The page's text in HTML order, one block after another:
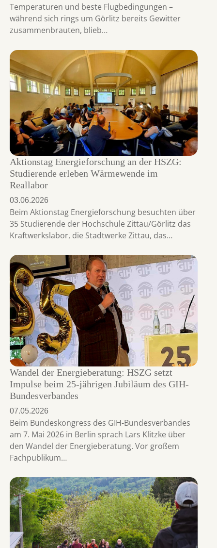
Temperaturen und beste Flugbedingungen –
während sich rings um Görlitz bereits Gewitter
zusammenbrauten, blieb…
Aktionstag Energieforschung an der HSZG:
Studierende erleben Wärmewende im
Reallabor
03.06.2026
Beim Aktionstag Energieforschung besuchten über
35 Studierende der Hochschule Zittau/Görlitz das
Kraftwerkslabor, die Stadtwerke Zittau, das…
Wandel der Energieberatung: HSZG setzt
Impulse beim 25-jährigen Jubiläum des GIH-
Bundesverbandes
07.05.2026
Beim Bundeskongress des GIH-Bundesverbandes
am 7. Mai 2026 in Berlin sprach Lars Klitzke über
den Wandel der Energieberatung. Vor großem
Fachpublikum…